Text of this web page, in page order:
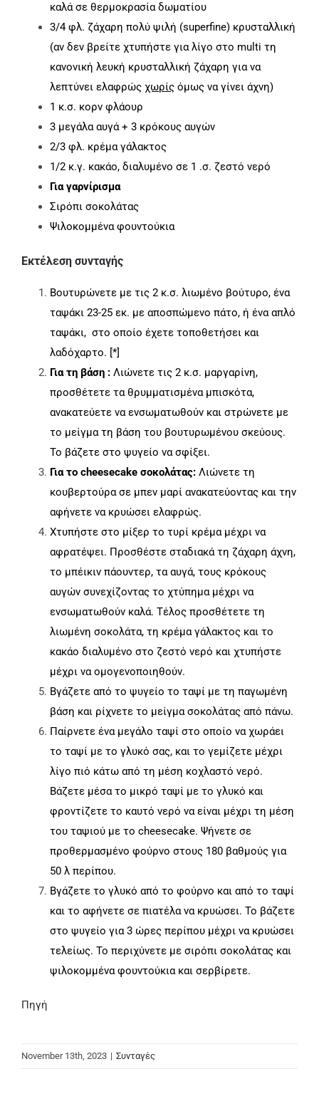
καλά σε θερμοκρασία δωματίου
3/4 φλ. ζάχαρη πολύ ψιλή (superfine) κρυσταλλική
(αν δεν βρείτε χτυπήστε για λίγο στο multi τη
κανονική λευκή κρυσταλλική ζάχαρη για να
λεπτύνει ελαφρώς χωρίς όμως να γίνει άχνη)
1 κ.σ. κορν φλάουρ
3 μεγάλα αυγά + 3 κρόκους αυγών
2/3 φλ. κρέμα γάλακτος
1/2 κ.γ. κακάο, διαλυμένο σε 1 .σ. ζεστό νερό
Για γαρνίρισμα
Σιρόπι σοκολάτας
Ψιλοκομμένα φουντούκια
Εκτέλεση συνταγής
Βουτυρώνετε με τις 2 κ.σ. λιωμένο βούτυρο, ένα
ταψάκι 23-25 εκ. με αποσπώμενο πάτο, ή ένα απλό
ταψάκι, στο οποίο έχετε τοποθετήσει και
λαδόχαρτο. [*]
Για τη βάση : Λιώνετε τις 2 κ.σ. μαργαρίνη,
προσθέτετε τα θρυμματισμένα μπισκότα,
ανακατεύετε να ενσωματωθούν και στρώνετε με
το μείγμα τη βάση του βουτυρωμένου σκεύους.
Το βάζετε στο ψυγείο να σφίξει.
Για το cheesecake σοκολάτας: Λιώνετε τη
κουβερτούρα σε μπεν μαρί ανακατεύοντας και την
αφήνετε να κρυώσει ελαφρώς.
Χτυπήστε στο μίξερ το τυρί κρέμα μέχρι να
αφρατέψει. Προσθέστε σταδιακά τη ζάχαρη άχνη,
το μπέικιν πάουντερ, τα αυγά, τους κρόκους
αυγών συνεχίζοντας το χτύπημα μέχρι να
ενσωματωθούν καλά. Τέλος προσθέτετε τη
λιωμένη σοκολάτα, τη κρέμα γάλακτος και το
κακάο διαλυμένο στο ζεστό νερό και χτυπήστε
μέχρι να ομογενοποιηθούν.
Βγάζετε από το ψυγείο το ταψί με τη παγωμένη
βάση και ρίχνετε το μείγμα σοκολάτας από πάνω.
Παίρνετε ένα μεγάλο ταψί στο οποίο να χωράει
το ταψί με το γλυκό σας, και το γεμίζετε μέχρι
λίγο πιό κάτω από τη μέση κοχλαστό νερό.
Βάζετε μέσα το μικρό ταψί με το γλυκό και
φροντίζετε το καυτό νερό να είναι μέχρι τη μέση
του ταψιού με το cheesecake. Ψήνετε σε
προθερμασμένο φούρνο στους 180 βαθμούς για
50 λ περίπου.
Βγάζετε το γλυκό από το φούρνο και από το ταψί
και το αφήνετε σε πιατέλα να κρυώσει. Το βάζετε
στο ψυγείο για 3 ώρες περίπου μέχρι να κρυώσει
τελείως. Το περιχύνετε με σιρόπι σοκολάτας και
ψιλοκομμένα φουντούκια και σερβίρετε.
Πηγή
November 13th, 2023 | Συνταγές